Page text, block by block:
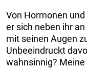
Von Hormonen
er sich neben ihr
mit seinen Augen
Unbeeindruckt
wahnsinnig? Meine